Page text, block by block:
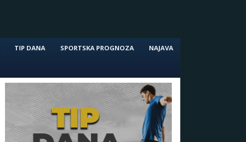
TIP DANA SPORTSKA PROGNOZA NAJAVA